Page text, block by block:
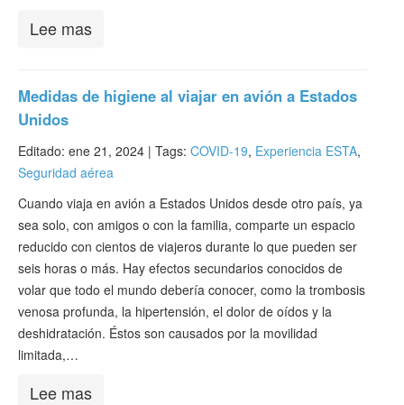
Lee mas
Medidas de higiene al viajar en avión a Estados
Unidos
Editado: ene 21, 2024 | Tags: COVID-19, Experiencia ESTA,
Seguridad aérea
Cuando viaja en avión a Estados Unidos desde otro país, ya
sea solo, con amigos o con la familia, comparte un espacio
reducido con cientos de viajeros durante lo que pueden ser
seis horas o más. Hay efectos secundarios conocidos de
volar que todo el mundo debería conocer, como la trombosis
venosa profunda, la hipertensión, el dolor de oídos y la
deshidratación. Éstos son causados por la movilidad
limitada,…
Lee mas